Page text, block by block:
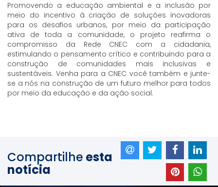
Promovendo a educação ambiental e a inclusão por
meio do incentivo à criação de soluções inovadoras
para os desafios urbanos, por meio da participação
ativa de toda a comunidade, o projeto reafirma o
compromisso da Rede CNEC com a cidadania,
estimulando o pensamento crítico e contribuindo para a
construção de comunidades mais inclusivas e
sustentáveis. Venha para a CNEC você também e junte-
se a nós na construção de um futuro melhor para todos
por meio da educação e da ação social.
Compartilhe esta
notícia